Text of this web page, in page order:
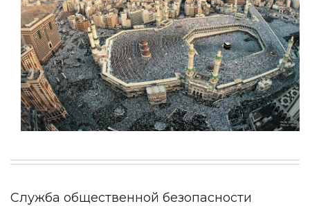
Служба общественной безопасности